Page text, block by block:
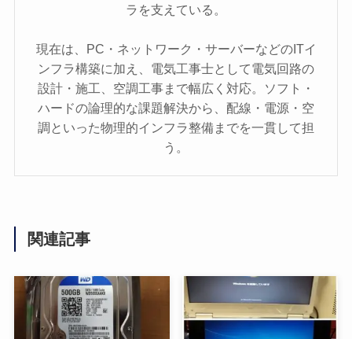
ラを支えている。
現在は、PC・ネットワーク・サーバーなどのITイ
ンフラ構築に加え、電気工事士として電気回路の
設計・施工、空調工事まで幅広く対応。ソフト・
ハードの論理的な課題解決から、配線・電源・空
調といった物理的インフラ整備までを一貫して担
う。
関連記事